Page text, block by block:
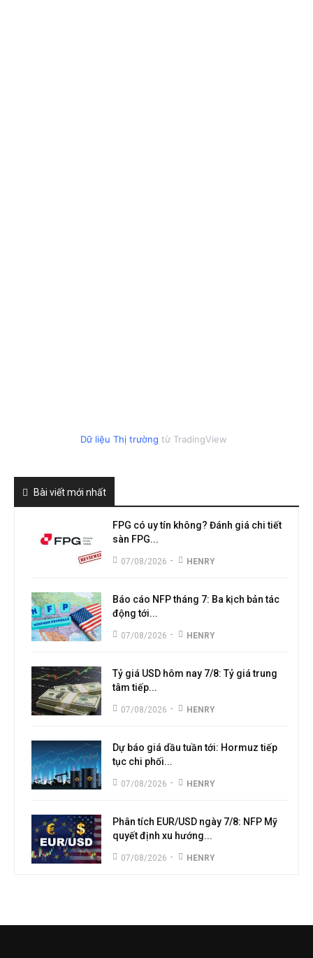
Dữ liệu Thị trường từ TradingView
Bài viết mới nhất
FPG có uy tín không? Đánh giá chi tiết
sàn FPG...
07/08/2026 - HENRY
Báo cáo NFP tháng 7: Ba kịch bản tác
động tới...
07/08/2026 - HENRY
Tỷ giá USD hôm nay 7/8: Tỷ giá trung
tâm tiếp...
07/08/2026 - HENRY
Dự báo giá dầu tuần tới: Hormuz tiếp
tục chi phối...
07/08/2026 - HENRY
Phân tích EUR/USD ngày 7/8: NFP Mỹ
quyết định xu hướng...
07/08/2026 - HENRY